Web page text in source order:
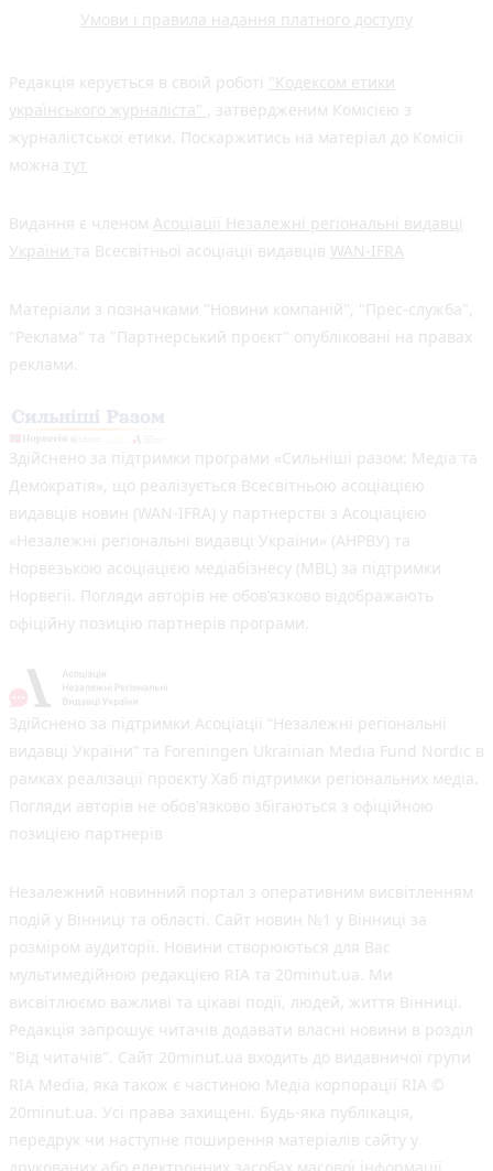
Умови і правила надання платного доступу
Редакція керується в своїй роботі "Кодексом етики
українського журналіста" , затвердженим Комісією з
журналістської етики. Поскаржитись на матеріал до Комісії
можна тут
Видання є членом Асоціації Незалежні регіональні видавці
України та Всесвітньої асоціації видавців WAN-IFRA
Матеріали з позначками "Новини компаній", "Прес-служба",
"Реклама" та "Партнерський проєкт" опубліковані на правах
реклами.
Здійснено за підтримки програми «Сильніші разом: Медіа та
Демократія», що реалізується Всесвітньою асоціацією
видавців новин (WAN-IFRA) у партнерстві з Асоціацією
«Незалежні регіональні видавці України» (АНРВУ) та
Норвезькою асоціацією медіабізнесу (MBL) за підтримки
Норвегії. Погляди авторів не обов’язково відображають
офіційну позицію партнерів програми.
Здійснено за підтримки Асоціації “Незалежні регіональні
видавці України” та Foreningen Ukrainian Media Fund Nordic в
рамках реалізації проєкту Хаб підтримки регіональних медіа.
Погляди авторів не обов'язково збігаються з офіційною
позицією партнерів
Незалежний новинний портал з оперативним висвітленням
подій у Вінниці та області. Сайт новин №1 у Вінниці за
розміром аудиторії. Новини створюються для Вас
мультимедійною редакцією RIA та 20minut.ua. Ми
висвітлюємо важливі та цікаві події, людей, життя Вінниці.
Редакція запрошує читачів додавати власні новини в розділ
"Від читачів". Сайт 20minut.ua входить до видавничої групи
RIA Media, яка також є частиною Медіа корпорації RIA ©
20minut.ua. Усі права захищені. Будь-яка публiкацiя,
передрук чи наступне поширення матеріалів сайту у